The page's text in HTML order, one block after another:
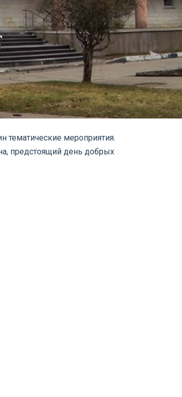
тематические мероприятия.
предстоящий день добрых